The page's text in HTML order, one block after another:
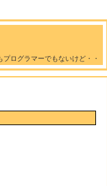
プログラマーでもないけど・・